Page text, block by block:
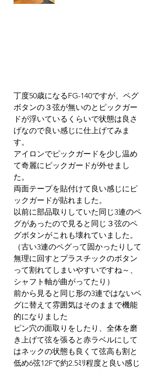
丁度50歳になるFG-140ですが、ペグ
ボタンの３弦が無いのとピックガー
ドが浮いているくらいで状態は良さ
げなので良い感じに仕上げてみま
す。
アイロンでピックガードを少し温め
て奇麗にピックガードが外せまし
た。
両面テープを貼付けて良い感じにピ
ックガードが貼れました。
以前に部品取りしていた同じ3連のペ
グがあったので見ると同じ３弦のペ
グボタンがこれも壊れていました。
（古い3連のペグって固かったりして
無理に回すとプラスチックのボタン
って割れてしまいやすいですね～、
シャフト軸が曲がってたり）
前から見ると同じ形の3連ではないペ
グに替えて雰囲気はそのままで機能
的になりました
ピン穴の面取りをしたり、全体を磨
き上げて弦を張ると赤ラベルにして
はネックの状態も良くて弦高も割と
低め6弦12Fで約2.5ﾐﾘ程度と良い感じ